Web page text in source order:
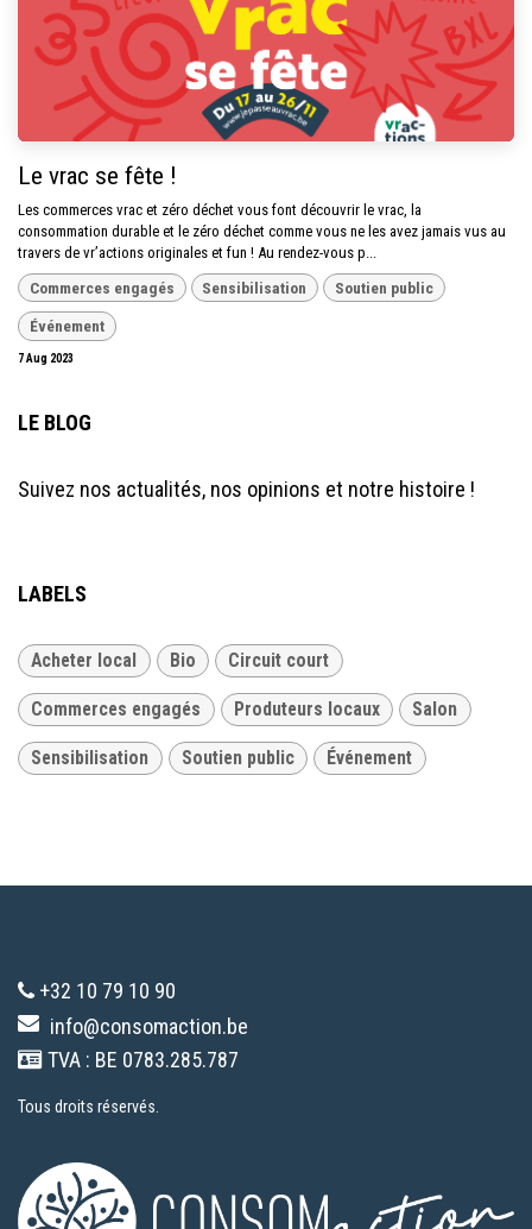
Le vrac se fête !
Les commerces vrac et zéro déchet vous font découvrir le vrac, la
consommation durable et le zéro déchet comme vous ne les avez jamais vus au
travers de vr’actions originales et fun ! Au rendez-vous p...
Commerces engagés Sensibilisation Soutien public
Événement
7 Aug 2023
LE BLOG
Suivez nos actualités, nos opinions et notre histoire !
LABELS
Acheter local Bio Circuit court
Commerces engagés Produteurs locaux Salon
Sensibilisation Soutien public Événement
+32 10 79 10 90
info@consomaction.be
TVA : BE 0783.285.787
Tous droits réservés.